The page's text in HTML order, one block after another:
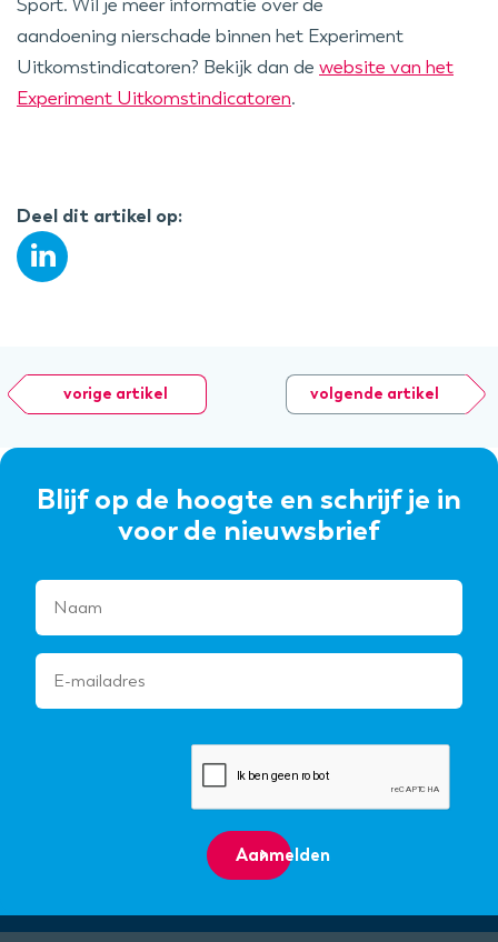
Sport. Wil je meer informatie over de
aandoening nierschade binnen het Experiment
Uitkomstindicatoren? Bekijk dan de website van het
Experiment Uitkomstindicatoren.
Deel dit artikel op:
vorige artikel volgende artikel
Blijf op de hoogte en schrijf je in
voor de nieuwsbrief
Aanmelden